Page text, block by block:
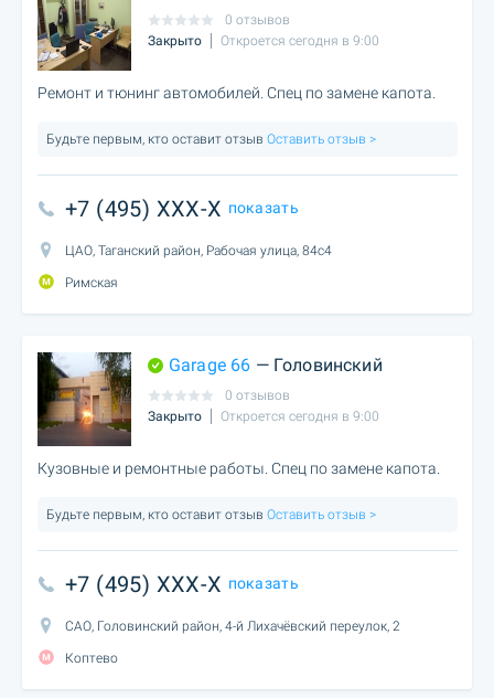
0 отзывов
Закрыто
Откроется сегодня в 9:00
Ремонт и тюнинг автомобилей. Спец по замене капота.
Будьте первым, кто оставит отзыв Оставить отзыв >
+7 (495) XXX-X показать
ЦАО, Таганский район, Рабочая улица, 84с4
Римская
Garage 66 — Головинский
0 отзывов
Закрыто
Откроется сегодня в 9:00
Кузовные и ремонтные работы. Спец по замене капота.
Будьте первым, кто оставит отзыв Оставить отзыв >
+7 (495) XXX-X показать
САО, Головинский район, 4-й Лихачёвский переулок, 2
Коптево